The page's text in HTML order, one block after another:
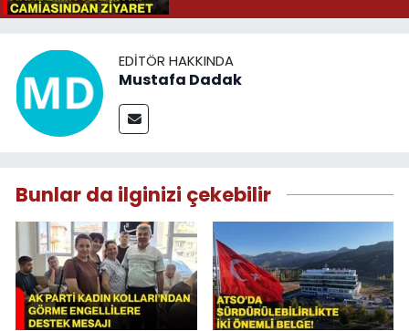
EDITÖR HAKKINDA
Mustafa Dadak
Bunlar da ilginizi çekebilir